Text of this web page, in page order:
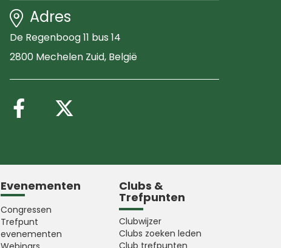
Adres
De Regenboog 11 bus 14
2800 Mechelen Zuid, België
Volg ons op Facebook
Evenementen
Congressen
Trefpunt
evenementen
Clubs &
Trefpunten
Clubwijzer
Clubs zoeken leden
Club trefpunten